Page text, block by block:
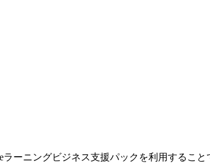
ーニングビジネス支援パックを利用するこ